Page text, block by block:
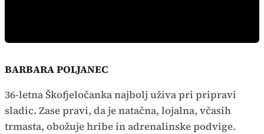
BARBARA POLJANEC
36-letna Škofjeločanka najbolj uživa pri pripravi
sladic. Zase pravi, da je natačna, lojalna, včasih
trmasta, obožuje hribe in adrenalinske podvige.